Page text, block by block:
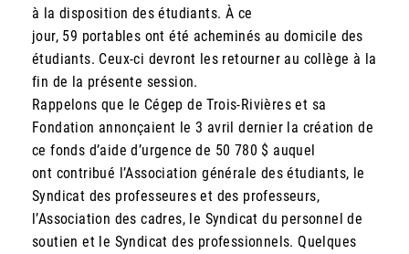
à la disposition des étudiants. À ce
jour, 59 portables ont été acheminés au domicile des
étudiants. Ceux-ci devront les retourner au collège à la
fin de la présente session.
Rappelons que le Cégep de Trois-Rivières et sa
Fondation annonçaient le 3 avril dernier la création de
ce fonds d’aide d’urgence de 50 780 $ auquel
ont contribué l’Association générale des étudiants, le
Syndicat des professeures et des professeurs,
l’Association des cadres, le Syndicat du personnel de
soutien et le Syndicat des professionnels. Quelques